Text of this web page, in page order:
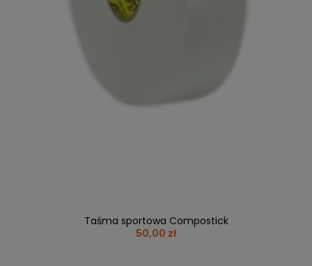
Taśma sportowa Compostick
50,00 zł